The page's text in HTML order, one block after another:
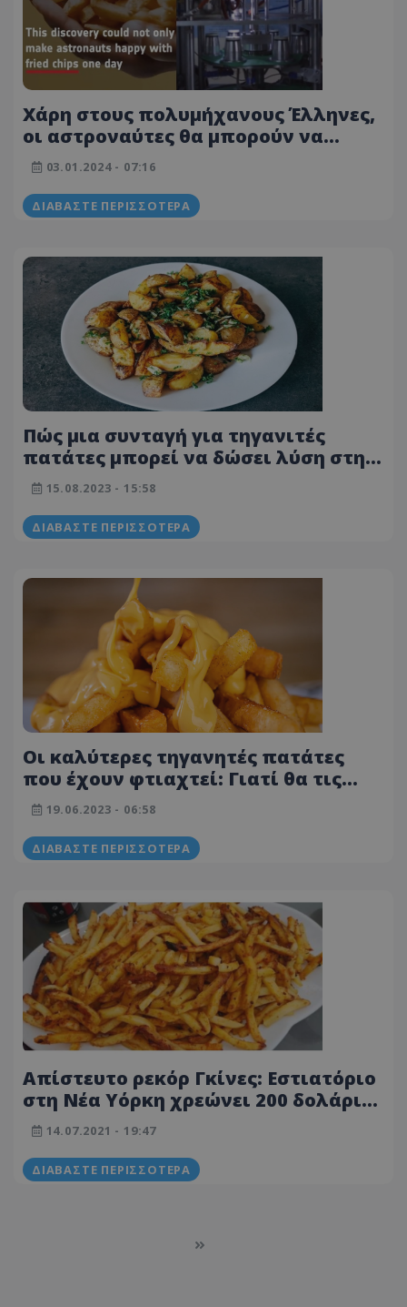
Χάρη στους πολυμήχανους Έλληνες,
οι αστροναύτες θα μπορούν να
τρώνε τηγανητές πατάτες στο
διάστημα
03.01.2024 - 07:16
ΔΙΑΒΆΣΤΕ ΠΕΡΙΣΣΌΤΕΡΑ
Πώς μια συνταγή για τηγανιτές
πατάτες μπορεί να δώσει λύση στην
κλιματική αλλαγή -Δείτε βίντεο
15.08.2023 - 15:58
ΔΙΑΒΆΣΤΕ ΠΕΡΙΣΣΌΤΕΡΑ
Οι καλύτερες τηγανητές πατάτες
που έχουν φτιαχτεί: Γιατί θα τις
φάνε ελάχιστοι άνθρωποι
19.06.2023 - 06:58
ΔΙΑΒΆΣΤΕ ΠΕΡΙΣΣΌΤΕΡΑ
Απίστευτο ρεκόρ Γκίνες: Εστιατόριο
στη Νέα Υόρκη χρεώνει 200 δολάρια
ένα πιάτο τηγανιτές πατάτες
14.07.2021 - 19:47
ΔΙΑΒΆΣΤΕ ΠΕΡΙΣΣΌΤΕΡΑ